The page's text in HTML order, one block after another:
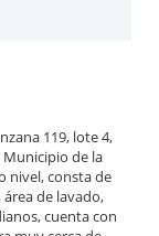
119, lote 4,
Municipio de la
nivel, consta de
de lavado,
cuenta con